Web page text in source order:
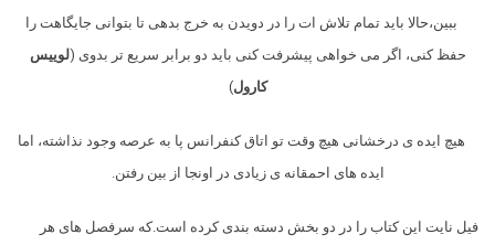
ببین،حالا باید تمام تلاش ات را در دویدن به خرج بدهی تا بتوانی جایگاهت را
حفظ کنی، اگر می خواهی پیشرفت کنی باید دو برابر سریع تر بدوی (لوییس
کارول)
هیچ ایده ی درخشانی هیچ وقت تو اتاق کنفرانس پا به عرصه وجود نذاشته، اما
ایده های احمقانه ی زیادی در اونجا از بین رفتن.
فیل نایت این کتاب را در دو بخش دسته بندی کرده است.که سرفصل های هر